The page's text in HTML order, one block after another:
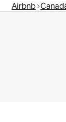
Airbnb